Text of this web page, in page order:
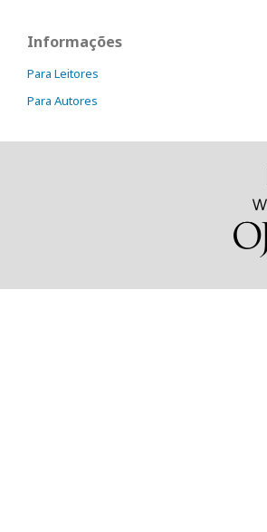
Informações
Para Leitores
Para Autores